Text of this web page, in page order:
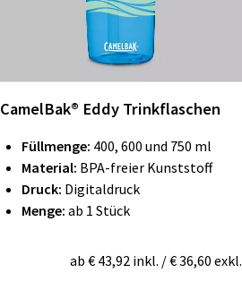
CamelBak® Eddy Trinkflaschen
Füllmenge: 400, 600 und 750 ml
Material: BPA-freier Kunststoff
Druck: Digitaldruck
Menge: ab 1 Stück
ab € 43,92 inkl. /€ 36,60 exkl.